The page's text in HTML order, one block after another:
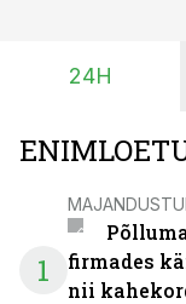
on suurim ning
24H
1
firmades
nii